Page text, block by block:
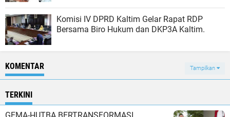
Komisi IV DPRD Kaltim Gelar Rapat RDP
Bersama Biro Hukum dan DKP3A Kaltim.
KOMENTAR Tampilkan
TERKINI